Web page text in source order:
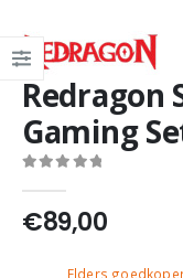
Redragon
Gaming
€89,00
Elders